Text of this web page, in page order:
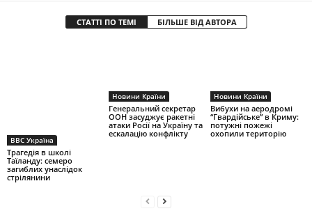
СТАТТІ ПО ТЕМІ БІЛЬШЕ ВІД АВТОРА
BBC Україна
Трагедія в школі
Таїланду: семеро
загиблих унаслідок
стрілянини
Новини Країни
Генеральний секретар
ООН засуджує ракетні
атаки Росії на Україну та
ескалацію конфлікту
Новини Країни
Вибухи на аеродромі
“Гвардійське” в Криму:
потужні пожежі
охопили територію